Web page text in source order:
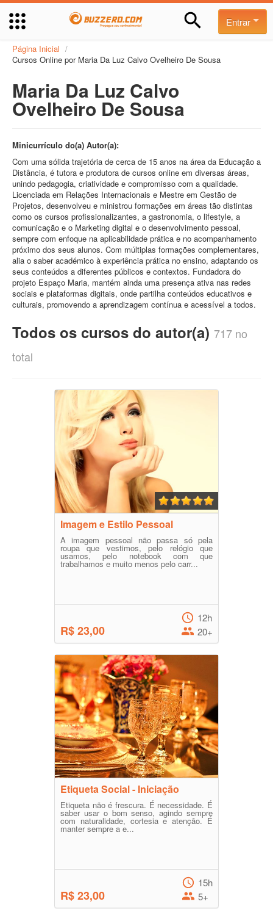
Entrar
Página Inicial /
Cursos Online por Maria Da Luz Calvo Ovelheiro De Sousa
Maria Da Luz Calvo
Ovelheiro De Sousa
Minicurrículo do(a) Autor(a):
Com uma sólida trajetória de cerca de 15 anos na área da Educação a
Distância, é tutora e produtora de cursos online em diversas áreas,
unindo pedagogia, criatividade e compromisso com a qualidade.
Licenciada em Relações Internacionais e Mestre em Gestão de
Projetos, desenvolveu e ministrou formações em áreas tão distintas
como os cursos profissionalizantes, a gastronomia, o lifestyle, a
comunicação e o Marketing digital e o desenvolvimento pessoal,
sempre com enfoque na aplicabilidade prática e no acompanhamento
próximo dos seus alunos. Com múltiplas formações complementares,
alia o saber académico à experiência prática no ensino, adaptando os
seus conteúdos a diferentes públicos e contextos. Fundadora do
projeto Espaço Maria, mantém ainda uma presença ativa nas redes
sociais e plataformas digitais, onde partilha conteúdos educativos e
culturais, promovendo a aprendizagem contínua e acessível a todos.
Todos os cursos do autor(a) 717 no
total
Imagem e Estilo Pessoal
A imagem pessoal não passa só pela
roupa que vestimos, pelo relógio que
usamos, pelo notebook com que
trabalhamos e muito menos pelo carr...
R$ 23,00
12h
20+
Etiqueta Social - Iniciação
Etiqueta não é frescura. É necessidade. É
saber usar o bom senso, agindo sempre
com naturalidade, cortesia e atenção. É
manter sempre a e...
R$ 23,00
15h
5+